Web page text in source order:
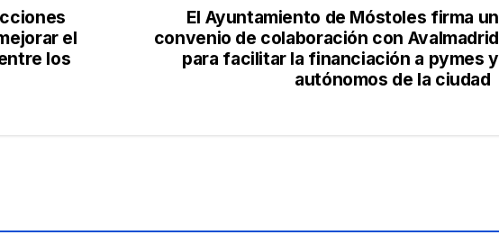
El Ayuntamiento de Móstoles firma un
convenio de colaboración con Avalmadrid
para facilitar la financiación a pymes y
autónomos de la ciudad
el
los